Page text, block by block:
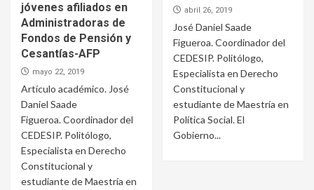
jóvenes afiliados en
Administradoras de
Fondos de Pensión y
Cesantías-AFP
mayo 22, 2019
Artículo académico. José
Daniel Saade
Figueroa. Coordinador del
CEDESIP. Politólogo,
Especialista en Derecho
Constitucional y
estudiante de Maestría en
abril 26, 2019
José Daniel Saade
Figueroa. Coordinador del
CEDESIP. Politólogo,
Especialista en Derecho
Constitucional y
estudiante de Maestría en
Política Social. El
Gobierno...